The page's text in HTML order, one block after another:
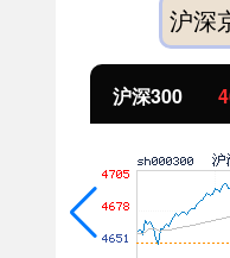
沪深
沪深300